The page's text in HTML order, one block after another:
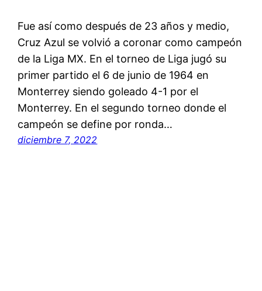
Fue así como después de 23 años y medio,
Cruz Azul se volvió a coronar como campeón
de la Liga MX. En el torneo de Liga jugó su
primer partido el 6 de junio de 1964 en
Monterrey siendo goleado 4-1 por el
Monterrey. En el segundo torneo donde el
campeón se define por ronda…
diciembre 7, 2022